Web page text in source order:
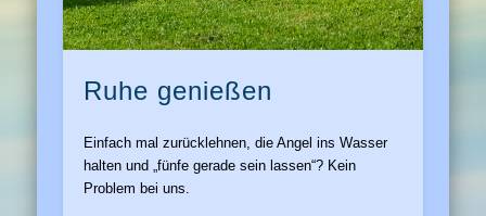
Ruhe genießen
Einfach mal zurücklehnen, die Angel ins Wasser
halten und „fünfe gerade sein lassen“? Kein
Problem bei uns.